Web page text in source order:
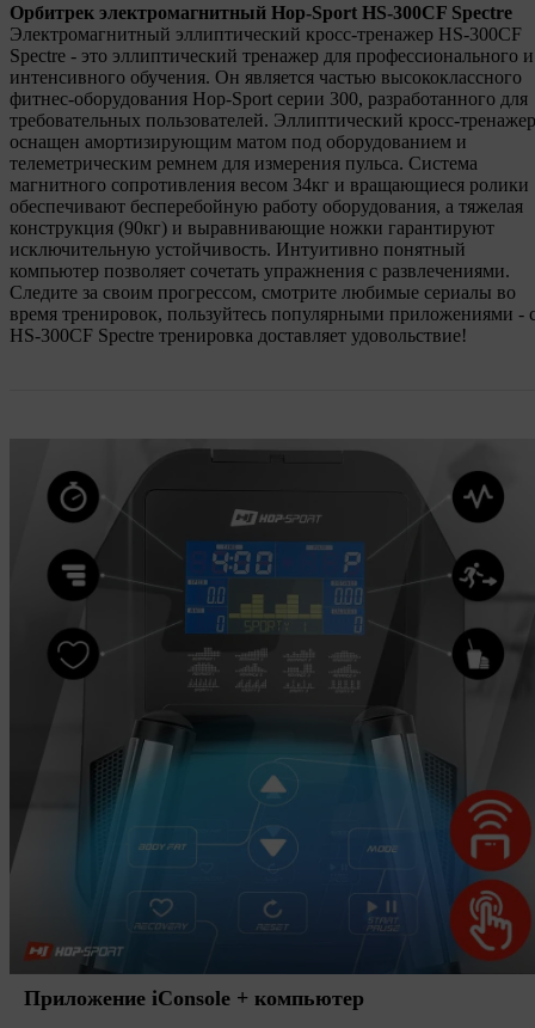
Орбитрек электромагнитный Hop-Sport HS-300CF Spectre
Электромагнитный эллиптический кросс-тренажер HS-300CF
Spectre - это эллиптический тренажер для профессионального и
интенсивного обучения. Он является частью высококлассного
фитнес-оборудования Hop-Sport серии 300, разработанного для
требовательных пользователей. Эллиптический кросс-тренажер
оснащен амортизирующим матом под оборудованием и
телеметрическим ремнем для измерения пульса. Система
магнитного сопротивления весом 34кг и вращающиеся ролики
обеспечивают бесперебойную работу оборудования, а тяжелая
конструкция (90кг) и выравнивающие ножки гарантируют
исключительную устойчивость. Интуитивно понятный
компьютер позволяет сочетать упражнения с развлечениями.
Следите за своим прогрессом, смотрите любимые сериалы во
время тренировок, пользуйтесь популярными приложениями -
HS-300CF Spectre тренировка доставляет удовольствие!
Приложение iConsole + компьютер